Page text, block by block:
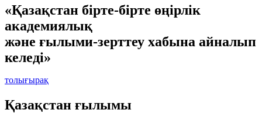
«Қазақстан бірте-бірте өңірлік
академиялық
және ғылыми-зерттеу хабына айналып
келеді»
толығырақ
Қазақстан ғылымы